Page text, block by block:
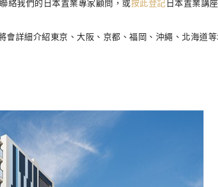
絡我們的日本置業專家顧問，或按此登記 日本置業講座
會詳細介紹東京、大阪、京都、福岡、沖繩、北海道